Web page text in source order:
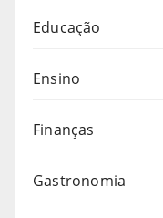
Educação
Ensino
Finanças
Gastronomia